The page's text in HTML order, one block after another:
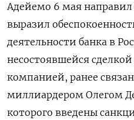
Адейемо 6 мая
выразил
деятельности банка в
несостоявшейся
компанией, ранее
миллиардером Олегом
которого введены